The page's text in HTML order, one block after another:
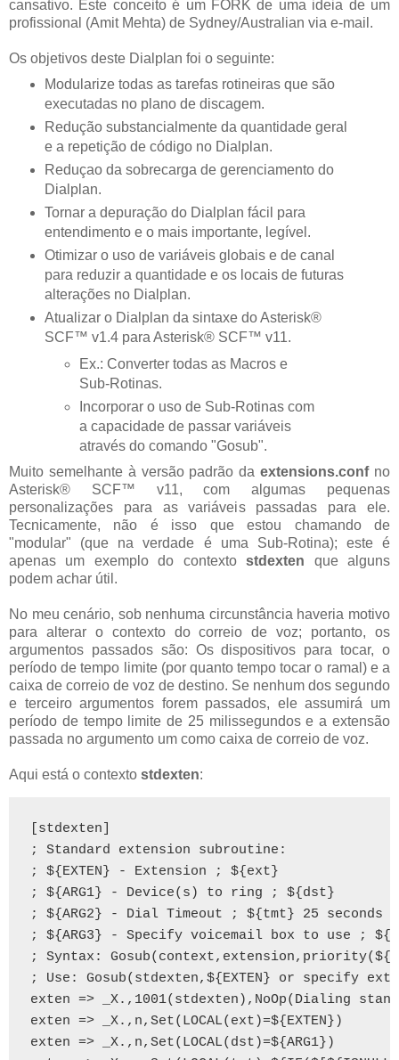
cansativo. Este conceito é um FORK de uma ideia de um
profissional (Amit Mehta) de Sydney/Australian via e-mail.
Os objetivos deste Dialplan foi o seguinte:
Modularize todas as tarefas rotineiras que são
executadas no plano de discagem.
Redução substancialmente da quantidade geral
e a repetição de código no Dialplan.
Reduçao da sobrecarga de gerenciamento do
Dialplan.
Tornar a depuração do Dialplan fácil para
entendimento e o mais importante, legível.
Otimizar o uso de variáveis ​​globais e de canal
para reduzir a quantidade e os locais de futuras
alterações no Dialplan.
Atualizar o Dialplan da sintaxe do Asterisk®
SCF™ v1.4 para Asterisk® SCF™ v11.
Ex.: Converter todas as Macros e
Sub-Rotinas.
Incorporar o uso de Sub-Rotinas com
a capacidade de passar variáveis ​​
através do comando "Gosub".
Muito semelhante à versão padrão daextensions.confno
Asterisk® SCF™ v11, com algumas pequenas
personalizações para as variáveis passadas para ele.
Tecnicamente, não é isso que estou chamando de
"modular" (que na verdade é uma Sub-Rotina); este é
apenas um exemplo do contextostdexten que alguns
podem achar útil.
No meu cenário, sob nenhuma circunstância haveria motivo
para alterar o contexto do correio de voz; portanto, os
argumentos passados são: Os dispositivos para tocar, o
período de tempo limite (por quanto tempo tocar o ramal) e a
caixa de correio de voz de destino. Se nenhum dos segundo
e terceiro argumentos forem passados, ele assumirá um
período de tempo limite de 25 milissegundos e a extensão
passada no argumento um como caixa de correio de voz.
Aqui está o contexto stdexten:
[stdexten]
; Standard extension subroutine:
; ${EXTEN} - Extension ; ${ext}
; ${ARG1} - Device(s) to ring ; ${dst}
; ${ARG2} - Dial Timeout ; ${tmt} 25 seconds
; ${ARG3} - Specify voicemail box to use ;
; Syntax:
; Use: Gosub(stdexten,${EXTEN} or specify
exten => _X.,1001(stdexten),NoOp(Dialing
exten => _X.,n,Set(LOCAL(ext)=${EXTEN})
exten => _X.,n,Set(LOCAL(dst)=${ARG1})